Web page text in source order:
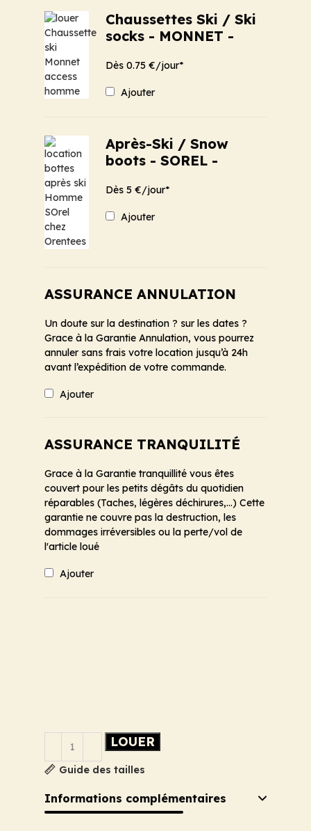
Chaussettes Ski / Ski
socks - MONNET -
Dès 0.75 €/jour*
Ajouter
Après-Ski / Snow
boots - SOREL -
Dès 5 €/jour*
Ajouter
ASSURANCE ANNULATION
Un doute sur la destination ? sur les dates ?
Grace à la Garantie Annulation, vous pourrez
annuler sans frais votre location jusqu’à 24h
avant l’expédition de votre commande.
Ajouter
ASSURANCE TRANQUILITÉ
Grace à la Garantie tranquillité vous êtes
couvert pour les petits dégâts du quotidien
réparables (Taches, légères déchirures,...) Cette
garantie ne couvre pas la destruction, les
dommages irréversibles ou la perte/vol de
l'article loué
Ajouter
LOUER
Guide des tailles
Informations complémentaires